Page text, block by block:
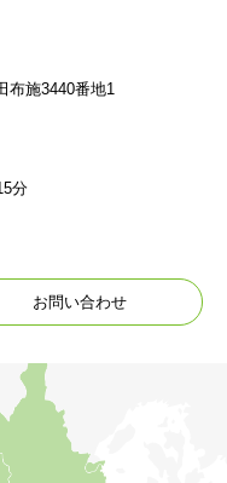
布施3440番地1
分
お問い合わせ